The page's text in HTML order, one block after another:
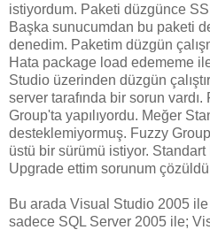
istiyordum. Paketi düzgünce
Başka sunucumdan bu paketi
denedim. Paketim düzgün
Hata package load edememe
Studio üzerinden düzgün
server tarafında bir sorun
Group'ta yapılıyordu. Meğer
desteklemiyormuş. Fuzzy
üstü bir sürümü istiyor.
Upgrade ettim sorunum
Bu arada Visual Studio 2005
sadece SQL Server 2005 ile;